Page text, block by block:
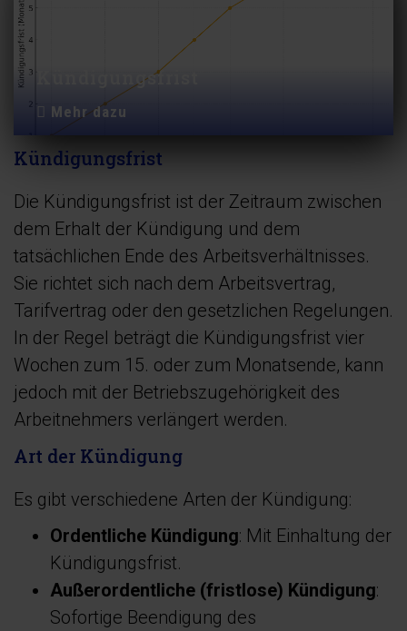
Kündigungsfrist
Mehr dazu
Kündigungsfrist
Die Kündigungsfrist ist der Zeitraum zwischen
dem Erhalt der Kündigung und dem
tatsächlichen Ende des Arbeitsverhältnisses.
Sie richtet sich nach dem Arbeitsvertrag,
Tarifvertrag oder den gesetzlichen Regelungen.
In der Regel beträgt die Kündigungsfrist vier
Wochen zum 15. oder zum Monatsende, kann
jedoch mit der Betriebszugehörigkeit des
Arbeitnehmers verlängert werden.
Art der Kündigung
Es gibt verschiedene Arten der Kündigung:
Ordentliche Kündigung: Mit Einhaltung der
Kündigungsfrist.
Außerordentliche (fristlose) Kündigung:
Sofortige Beendigung des